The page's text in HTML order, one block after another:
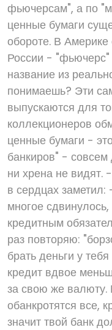
фьючерсам", а по
ценные бумаги
обороте. В
России -
название из
понимаешь? Эти
выпускаются для
коллекционеров
ценные бумаги -
банкиров" - совсем
ни хрена не видят.
в сердцах
многое
кредитным
раз повторяю:
брать деньги у
кредит вдвое
за свою же валюту.
обанкротятся все,
значит твой банк